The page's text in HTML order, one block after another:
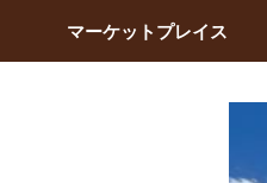
マーケットプレイス